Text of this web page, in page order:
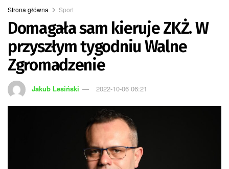
Strona główna Sport
Domagała sam kieruje ZKŻ. W
przyszłym tygodniu Walne
Zgromadzenie
Jakub Lesiński 2022-10-06 06:21